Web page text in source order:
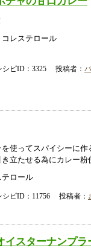
レステロール
ピID：3325 投稿者：
使ってスパイシーに作
立たせる為にカレー粉
ロール
ピID：11756 投稿者：
イスターナンプラ